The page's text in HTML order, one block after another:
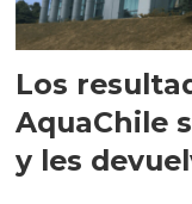
Los
AquaChile
y les